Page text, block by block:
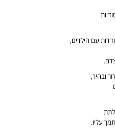
עם הילדים,
ובהיר,
עליו.